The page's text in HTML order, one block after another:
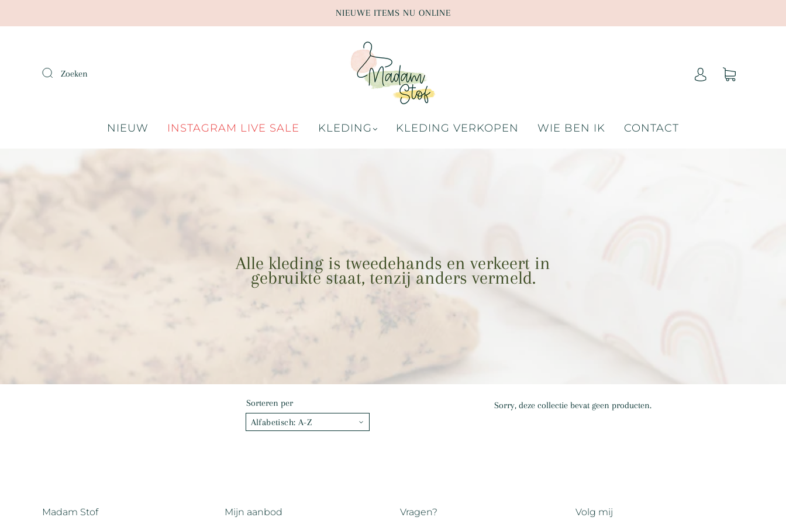
NIEUWE ITEMS NU ONLINE
Zoeken
NIEUW INSTAGRAM LIVE SALE KLEDING KLEDING VERKOPEN WIE BEN IK CONTACT
Alle kleding is tweedehands en verkeert in
gebruikte staat, tenzij anders vermeld.
Sorteren per Sorry, deze collectie bevat geen producten.
Madam Stof Mijn aanbod Vragen? Volg mij